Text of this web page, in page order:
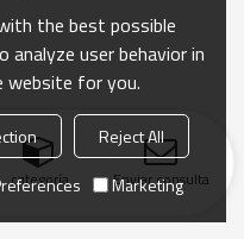
categoría Enviar consulta
the best possible
analyze user behavior in
website for you.
Reject All
Marketing